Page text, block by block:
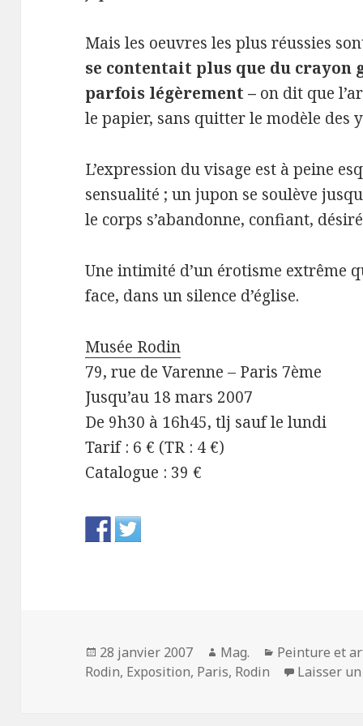
Mais les oeuvres les plus réussies
se contentait plus que du crayon
parfois légèrement – on dit que
le papier, sans quitter le modèle des
L’expression du visage est à peine
sensualité ; un jupon se soulève
le corps s’abandonne, confiant,
Une intimité d’un érotisme extrême
face, dans un silence d’église.
Musée Rodin
79, rue de Varenne – Paris 7ème
Jusqu’au 18 mars 2007
De 9h30 à 16h45, tlj sauf le lundi
Tarif : 6 € (TR : 4 €)
Catalogue : 39 €
Publié
le
28 janvier 2007 Auteur
Mag. Catégories
Peinture et
Rodin, Exposition, Paris, Rodin Laisser